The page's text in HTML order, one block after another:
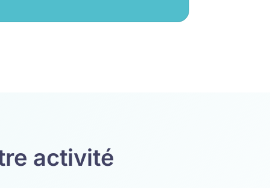
activité